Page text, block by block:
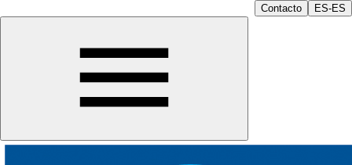
Contacto ES-ES